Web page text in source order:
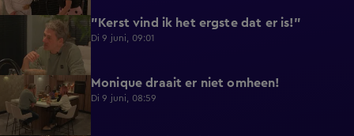
"Kerst vind ik het ergste dat er is!"
Di 9 juni, 09:01
0:29 Monique draait er niet omheen!
Di 9 juni, 08:59